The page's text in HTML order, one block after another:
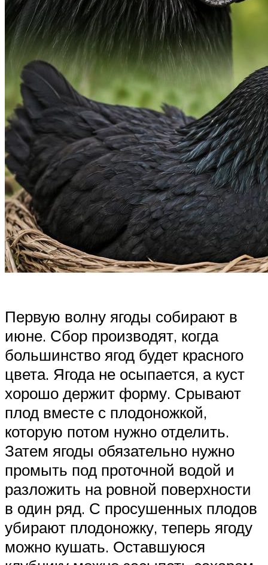
Первую волну ягоды собирают в
июне. Сбор производят, когда
большинство ягод будет красного
цвета. Ягода не осыпается, а куст
хорошо держит форму. Срывают
плод вместе с плодоножкой,
которую потом нужно отделить.
Затем ягоды обязательно нужно
промыть под проточной водой и
разложить на ровной поверхности
в один ряд. С просушенных плодов
убирают плодоножку, теперь ягоду
можно кушать. Оставшуюся